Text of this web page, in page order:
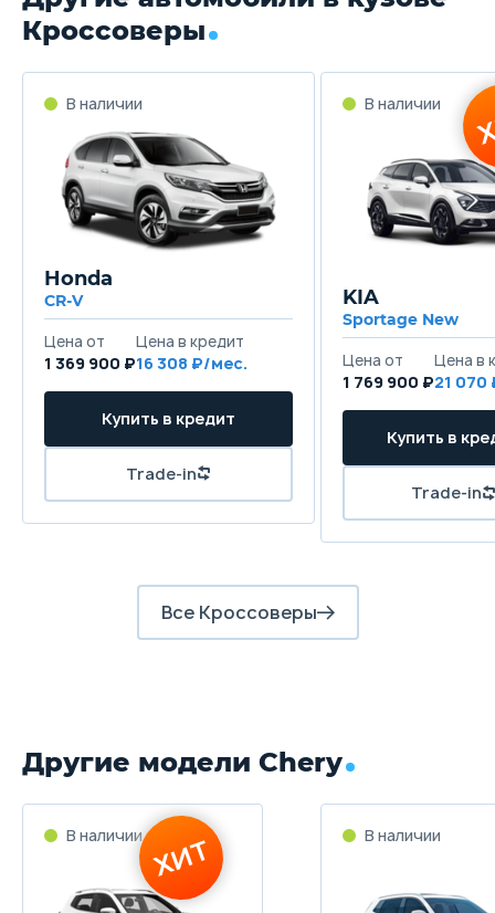
Кроссоверы
Honda
CR-V
1 369 900 ₽16 308
KIA
Sportage New
1 769 900 ₽21 070
Все Кроссоверы
Другие модели Chery